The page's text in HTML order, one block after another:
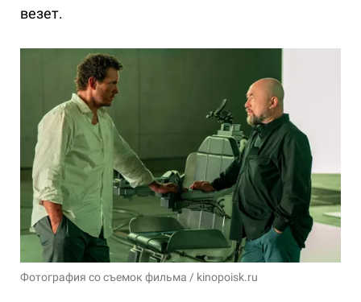
везет.
Фотография со съемок фильма / kinopoisk.ru